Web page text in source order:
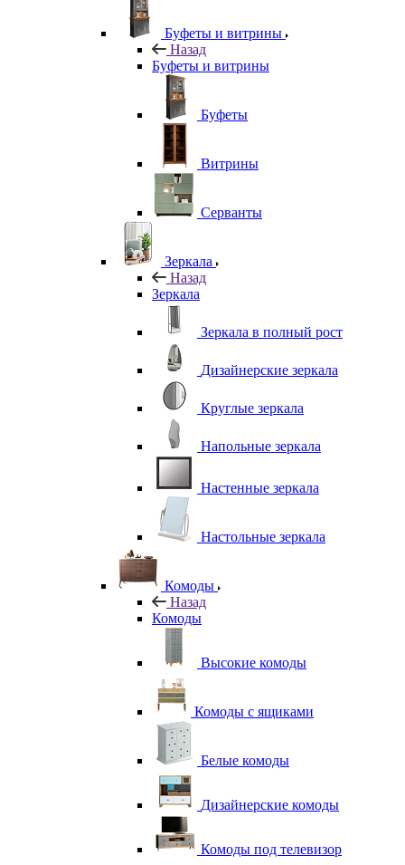
Буфеты и витрины
Назад
Буфеты и витрины
Буфеты
Витрины
Серванты
Зеркала
Назад
Зеркала
Зеркала в полный рост
Дизайнерские зеркала
Круглые зеркала
Напольные зеркала
Настенные зеркала
Настольные зеркала
Комоды
Назад
Комоды
Высокие комоды
Комоды с ящиками
Белые комоды
Дизайнерские комоды
Комоды под телевизор